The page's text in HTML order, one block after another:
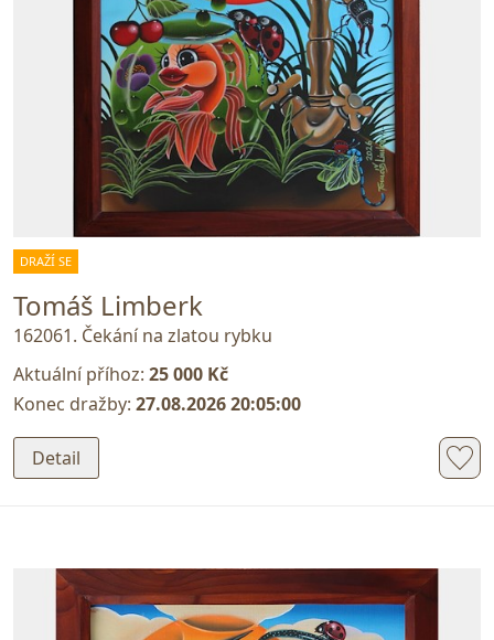
DRAŽÍ SE
Tomáš Limberk
162061. Čekání na zlatou rybku
Aktuální příhoz: 25 000 Kč
Konec dražby: 27.08.2026 20:05:00
Detail